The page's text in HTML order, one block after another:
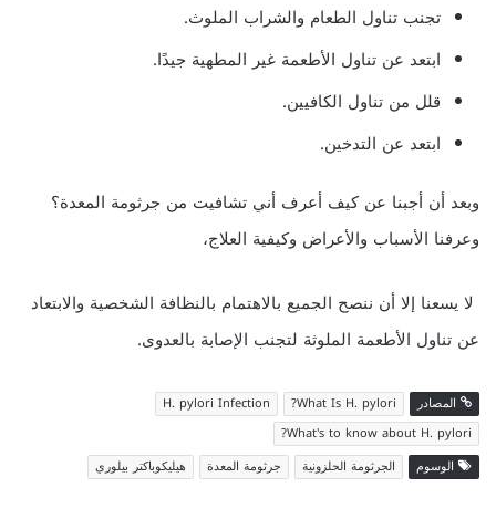
تجنب تناول الطعام والشراب الملوث.
ابتعد عن تناول الأطعمة غير المطهية جيدًا.
قلل من تناول الكافيين.
ابتعد عن التدخين.
وبعد أن أجبنا عن كيف أعرف أني تشافيت من جرثومة المعدة؟
وعرفنا الأسباب والأعراض وكيفية العلاج،
لا يسعنا إلا أن ننصح الجميع بالاهتمام بالنظافة الشخصية والابتعاد
عن تناول الأطعمة الملوثة لتجنب الإصابة بالعدوى.
المصادر What Is H. pylori?
H. pylori Infection
What's to know about H. pylori?
الوسوم
الجرثومة الحلزونية جرثومة المعدة هيليكوباكتر بيلوري